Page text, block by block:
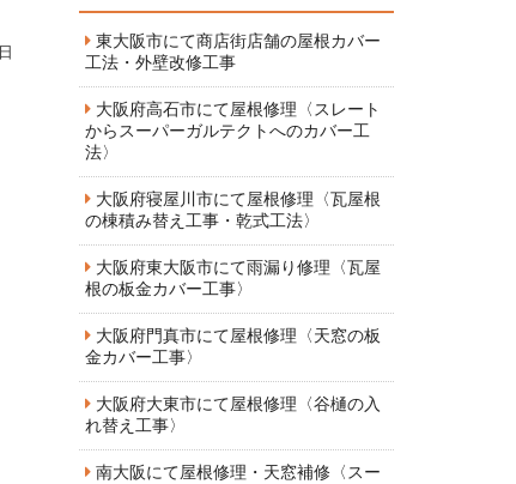
東大阪市にて商店街店舗の屋根カバー
工法・外壁改修工事
大阪府高石市にて屋根修理〈スレート
からスーパーガルテクトへのカバー工
法〉
大阪府寝屋川市にて屋根修理〈瓦屋根
の棟積み替え工事・乾式工法〉
大阪府東大阪市にて雨漏り修理〈瓦屋
根の板金カバー工事〉
大阪府門真市にて屋根修理〈天窓の板
金カバー工事〉
大阪府大東市にて屋根修理〈谷樋の入
れ替え工事〉
南大阪にて屋根修理・天窓補修〈スー